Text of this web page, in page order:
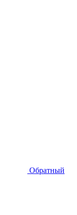
Обратный